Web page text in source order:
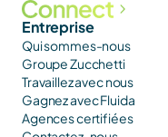
Entreprise
Qui sommes-nous
Groupe Zucchetti
Travaillez avec nous
Gagnez avec Fluida
Agences certifiées